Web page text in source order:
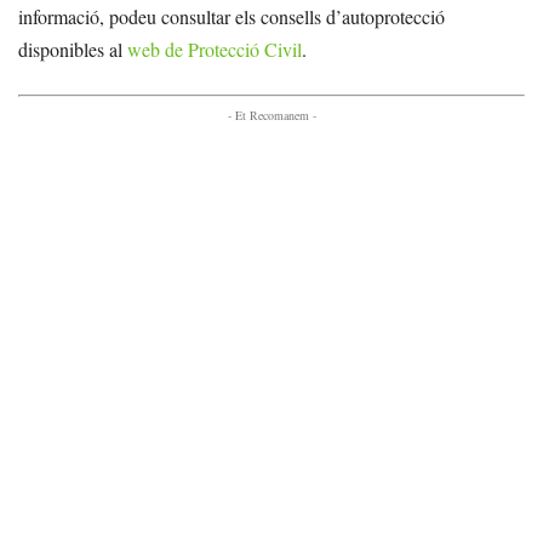
informació, podeu consultar els consells d’autoprotecció
disponibles al web de Protecció Civil.
- Et Recomanem -